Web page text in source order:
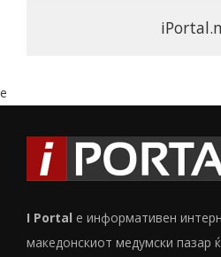
e
I Portal е информативен
македонскиот медумски пазар